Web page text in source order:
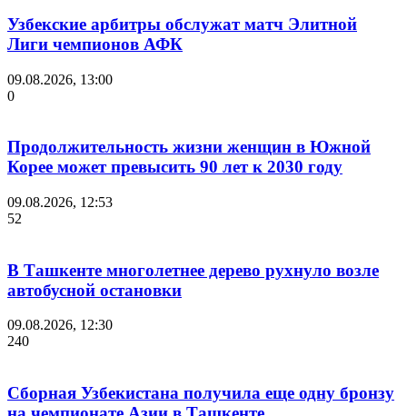
Узбекские арбитры обслужат матч Элитной
Лиги чемпионов АФК
09.08.2026, 13:00
0
Продолжительность жизни женщин в Южной
Корее может превысить 90 лет к 2030 году
09.08.2026, 12:53
52
В Ташкенте многолетнее дерево рухнуло возле
автобусной остановки
09.08.2026, 12:30
240
Сборная Узбекистана получила еще одну бронзу